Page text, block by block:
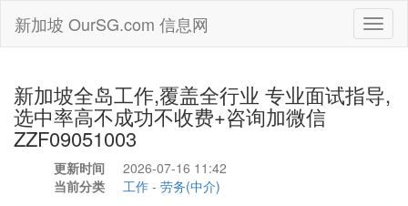
新加坡 OurSG.com 信息网
新加坡全岛工作,覆盖全行业 专业面试指导,
选中率高不成功不收费+咨询加微信
ZZF09051003
更新时间
2026-07-16 11:42
当前分类
工作 - 劳务(中介)